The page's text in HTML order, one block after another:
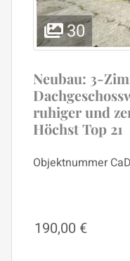
30
Neubau: 3-
ruhiger und
Höchst Top 21
Objektnummer
190,00 €